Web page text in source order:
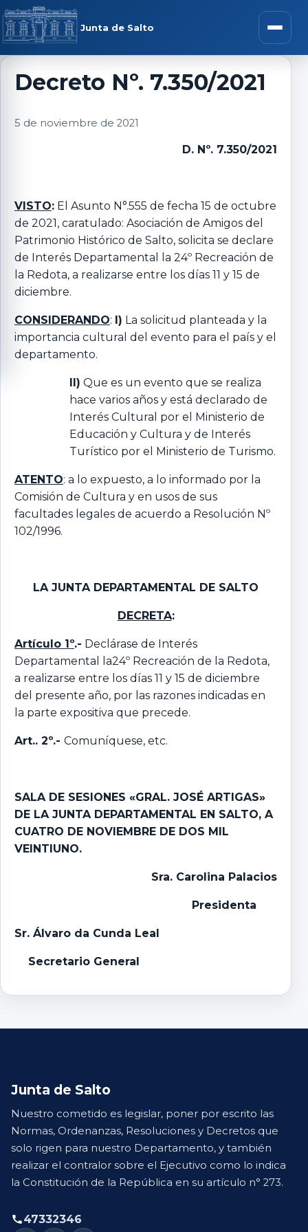
Saltar al contenido
Junta de Salto Abrir
menú
Decreto Nº. 7.350/2021
5 de noviembre de 2021
D. Nº. 7.350/2021
VISTO: El Asunto N°.555 de fecha 15 de octubre
de 2021, caratulado: Asociación de Amigos del
Patrimonio Histórico de Salto, solicita se declare
de Interés Departamental la 24º Recreación de
la Redota, a realizarse entre los días 11 y 15 de
diciembre.
CONSIDERANDO: I) La solicitud planteada y la
importancia cultural del evento para el país y el
departamento.
II) Que es un evento que se realiza
hace varios años y está declarado de
Interés Cultural por el Ministerio de
Educación y Cultura y de Interés
Turístico por el Ministerio de Turismo.
ATENTO: a lo expuesto, a lo informado por la
Comisión de Cultura y en usos de sus
facultades legales de acuerdo a Resolución Nº
102/1996.
LA JUNTA DEPARTAMENTAL DE SALTO
DECRETA:
Artículo 1º.- Declárase de Interés
Departamental la24º Recreación de la Redota,
a realizarse entre los días 11 y 15 de diciembre
del presente año, por las razones indicadas en
la parte expositiva que precede.
Art.. 2º.- Comuníquese, etc.
SALA DE SESIONES «GRAL. JOSÉ ARTIGAS»
DE LA JUNTA DEPARTAMENTAL EN SALTO, A
CUATRO DE NOVIEMBRE DE DOS MIL
VEINTIUNO.
Sra. Carolina Palacios
Presidenta
Sr. Álvaro da Cunda Leal
Secretario General
Junta de Salto
Nuestro cometido es legislar, poner por escrito las
Normas, Ordenanzas, Resoluciones y Decretos que
solo rigen para nuestro Departamento, y también
realizar el contralor sobre el Ejecutivo como lo indica
la Constitución de la República en su artículo n° 273.
47332346